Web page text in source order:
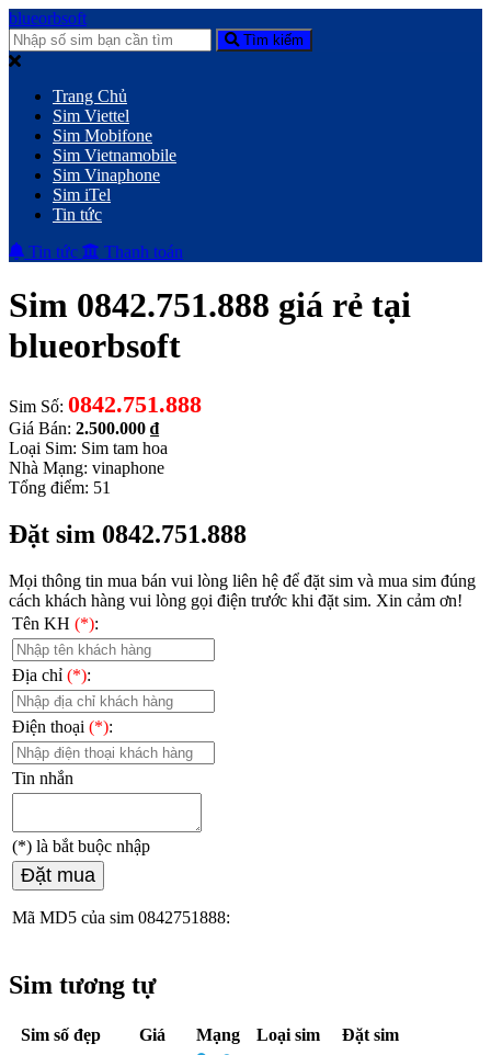
blueorbsoft
Tìm kiếm
Trang Chủ
Sim Viettel
Sim Mobifone
Sim Vietnamobile
Sim Vinaphone
Sim iTel
Tin tức
Tin tức
Thanh toán
Sim 0842.751.888 giá rẻ tại
blueorbsoft
Sim Số: 0842.751.888
Giá Bán: 2.500.000 ₫
Loại Sim: Sim tam hoa
Nhà Mạng: vinaphone
Tổng điểm: 51
Đặt sim 0842.751.888
Mọi thông tin mua bán vui lòng liên hệ để đặt sim và mua sim đúng
cách khách hàng vui lòng gọi điện trước khi đặt sim. Xin cảm ơn!
Tên KH (*):
Địa chỉ (*):
Điện thoại (*):
Tin nhắn
(*) là bắt buộc nhập
Đặt mua
Mã MD5 của sim 0842751888:
Sim tương tự
Sim số đẹp Giá Mạng Loại sim
Đặt sim